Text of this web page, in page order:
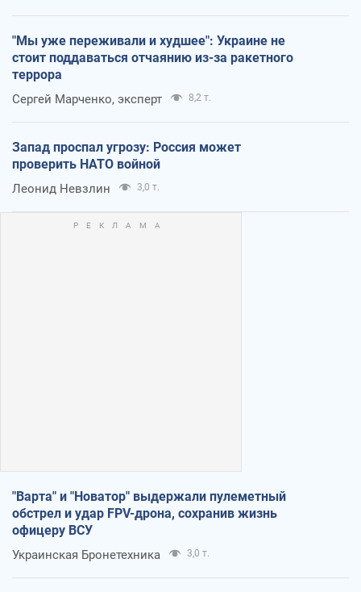
"Мы уже переживали и худшее": Украине не
стоит поддаваться отчаянию из-за ракетного
террора
Сергей Марченко, эксперт 8,2 т.
Запад проспал угрозу: Россия может
проверить НАТО войной
Леонид Невзлин 3,0 т.
"Варта" и "Новатор" выдержали пулеметный
обстрел и удар FPV-дрона, сохранив жизнь
офицеру ВСУ
Украинская Бронетехника 3,0 т.